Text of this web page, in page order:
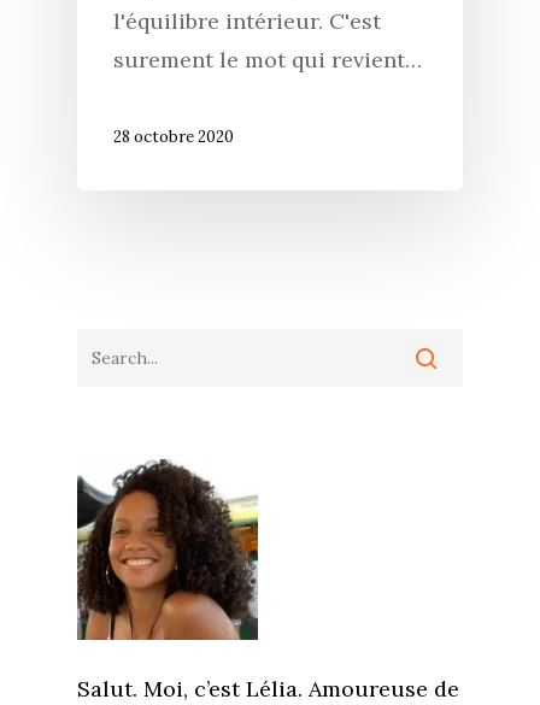
l'équilibre intérieur. C'est
surement le mot qui revient…
28 octobre 2020
Salut. Moi, c’est Lélia. Amoureuse de